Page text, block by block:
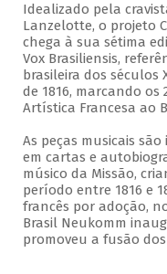
Idealizado pela
Lanzelotte, o projeto
chega à sua sétima
Vox Brasiliensis,
brasileira dos séculos
de 1816, marcando os
Artística Francesa ao
As peças musicais
em cartas e
músico da Missão,
período entre 1816 e
francês por adoção,
Brasil Neukomm
promoveu a fusão